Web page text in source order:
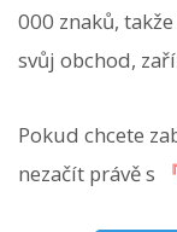
000 znaků,
svůj obchod,
Pokud chcete
nezačít právě s